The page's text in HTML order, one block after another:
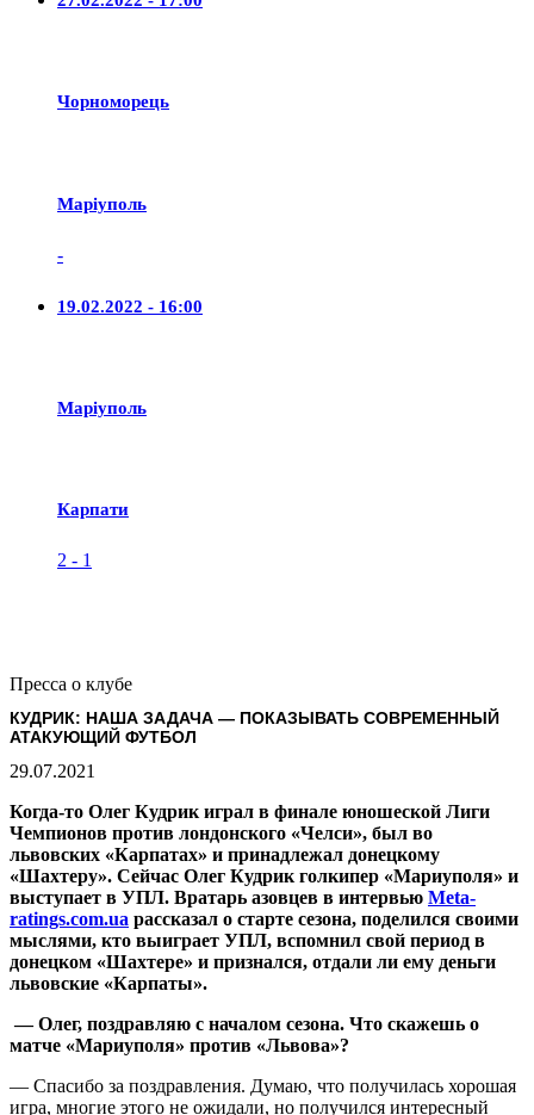
Чорноморець
Маріуполь
-
19.02.2022 - 16:00
Маріуполь
Карпати
2 - 1
Пресса о клубе
КУДРИК: НАША ЗАДАЧА — ПОКАЗЫВАТЬ СОВРЕМЕННЫЙ
АТАКУЮЩИЙ ФУТБОЛ
29.07.2021
Когда-то Олег Кудрик играл в финале юношеской Лиги
Чемпионов против лондонского «Челси», был во
львовских «Карпатах» и принадлежал донецкому
«Шахтеру». Сейчас Олег Кудрик голкипер «Мариуполя» и
выступает в УПЛ. Вратарь азовцев в интервью Meta-
ratings.com.ua рассказал о старте сезона, поделился своими
мыслями, кто выиграет УПЛ, вспомнил свой период в
донецком «Шахтере» и признался, отдали ли ему деньги
львовские «Карпаты».
— Олег, поздравляю с началом сезона. Что скажешь о
матче «Мариуполя» против «Львова»?
— Спасибо за поздравления. Думаю, что получилась хорошая
игра, многие этого не ожидали, но получился интересный